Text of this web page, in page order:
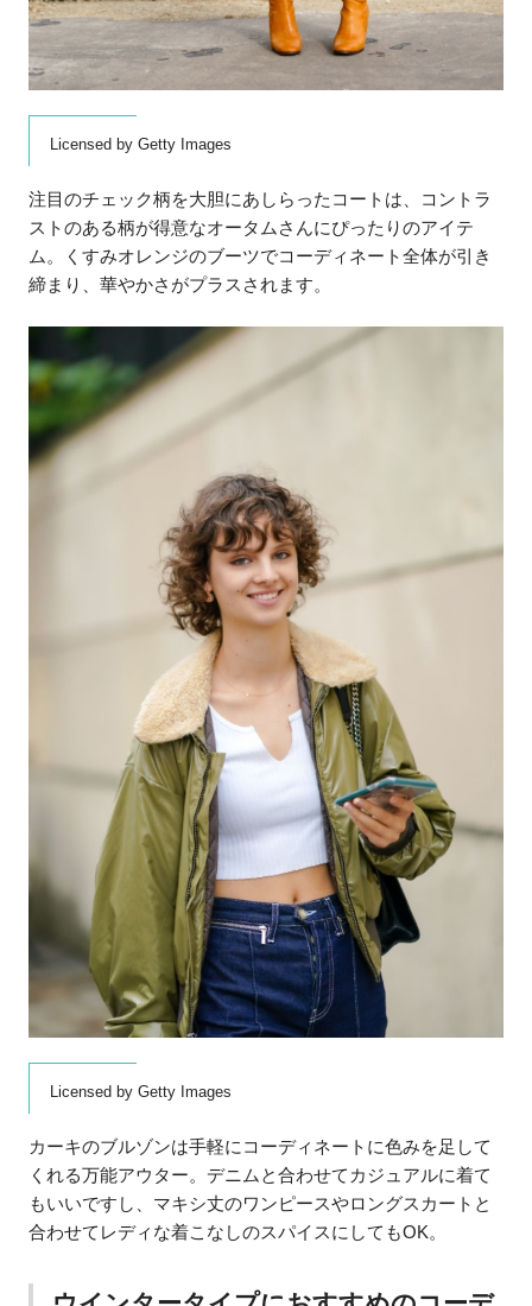
Licensed by Getty Images
注目のチェック柄を大胆にあしらったコートは、コントラ
ストのある柄が得意なオータムさんにぴったりのアイテ
ム。くすみオレンジのブーツでコーディネート全体が引き
締まり、華やかさがプラスされます。
Licensed by Getty Images
カーキのブルゾンは手軽にコーディネートに色みを足して
くれる万能アウター。デニムと合わせてカジュアルに着て
もいいですし、マキシ丈のワンピースやロングスカートと
合わせてレディな着こなしのスパイスにしてもOK。